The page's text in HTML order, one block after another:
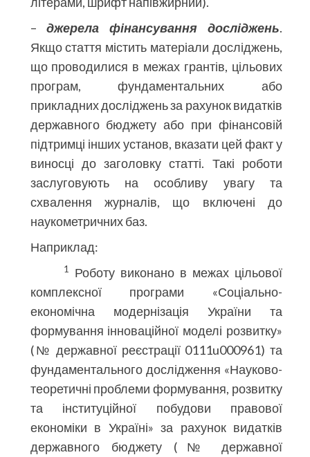
–джерела фінансування досліджень.
Якщо стаття містить матеріали досліджень,
що проводилися в межах грантів, цільових
програм, фундаментальних або
прикладних досліджень за рахунок видатків
державного бюджету або при фінансовій
підтримці інших установ, вказати цей факт у
виносці до заголовку статті. Такі роботи
заслуговують на особливу увагу та
схвалення журналів, що включені до
наукометричних баз.
Наприклад:
1 Роботу виконано в межах цільової
комплексної програми «Соціально-
економічна модернізація України та
формування інноваційної моделі розвитку»
(№ державної реєстрації 0111u000961) та
фундаментального дослідження «Науково-
теоретичні проблеми формування, розвитку
та інституційної побудови правової
економіки в Україні» за рахунок видатків
державного бюджету (№ державної